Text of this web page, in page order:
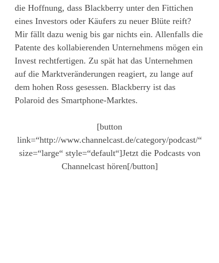
die Hoffnung, dass Blackberry unter den Fittichen
eines Investors oder Käufers zu neuer Blüte reift?
Mir fällt dazu wenig bis gar nichts ein. Allenfalls die
Patente des kollabierenden Unternehmens mögen ein
Invest rechtfertigen. Zu spät hat das Unternehmen
auf die Marktveränderungen reagiert, zu lange auf
dem hohen Ross gesessen. Blackberry ist das
Polaroid des Smartphone-Marktes.
[button
link=“http://www.channelcast.de/category/podcast/“
size=“large“ style=“default“]Jetzt die Podcasts von
Channelcast hören[/button]